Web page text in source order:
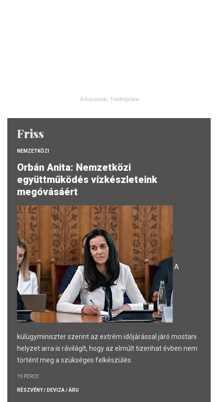
Árfolyamok: TradingView
Friss
NEMZETKÖZI
Orbán Anita: Nemzetközi
együttműködés vízkészleteink
megóvásáért
A
külügyminiszter szerint az extrém időjárással járó mostani
helyzet arra is rávilágít, hogy az elmúlt tizenhat évben nem
történt meg a szükséges felkészülés.
19 PERCE
RÉSZVÉNY / DEVIZA / ÁRU